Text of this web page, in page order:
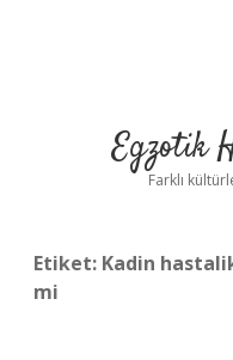
Egzotik
Farklı
Etiket: Kadin
mi